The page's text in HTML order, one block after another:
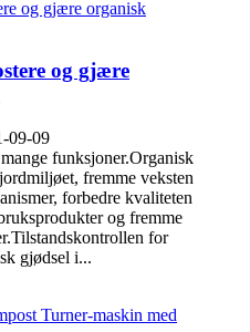
og gjære
09-09
funksjoner.Organisk
fremme veksten
forbedre kvaliteten
og fremme
for
gjødsel i...